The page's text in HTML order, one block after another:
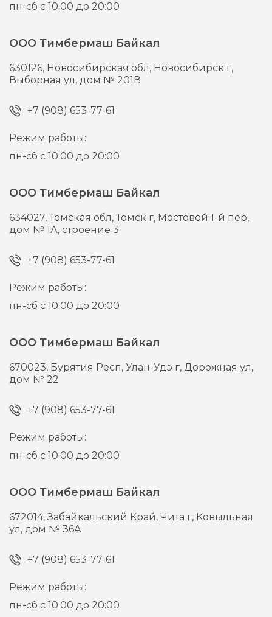
пн-сб с 10:00 до 20:00
ООО Тимбермаш Байкал
630126, Новосибирская обл, Новосибирск г,
Выборная ул, дом № 201В
+7 (908) 653-77-61
Режим работы:
пн-сб с 10:00 до 20:00
ООО Тимбермаш Байкал
634027,Томская обл, Томск г, Мостовой 1-й пер,
дом № 1А, строение 3
+7 (908) 653-77-61
Режим работы:
пн-сб с 10:00 до 20:00
ООО Тимбермаш Байкал
670023, Бурятия Респ, Улан-Удэ г,Дорожная ул,
дом № 22
+7 (908) 653-77-61
Режим работы:
пн-сб с 10:00 до 20:00
ООО Тимбермаш Байкал
672014,Забайкальский Край, Чита г, Ковыльная
ул, дом № 36А
+7 (908) 653-77-61
Режим работы:
пн-сб с 10:00 до 20:00